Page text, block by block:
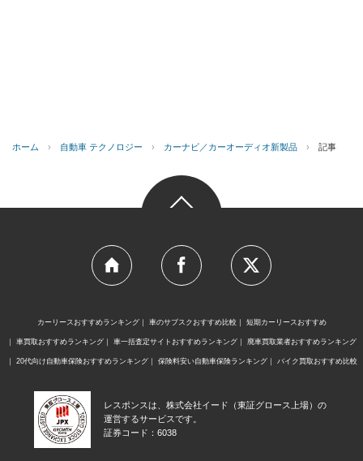
ホーム › 自動車 テクノロジー › カーナビ／カーオーディオ新製品 › 記事
カーリースおすすめランキング 車のサブスクおすすめ比較 短期カーリースおすすめ
車買取おすすめランキング 車一括査定サイトおすすめランキング 廃車買取業者おすすめランキング
20代向け自動車保険おすすめランキング 保険料安い自動車保険ランキング バイク買取おすすめ比較
レスポンスは、株式会社イード（東証グロース上場）の
運営するサービスです。
証券コード：6038